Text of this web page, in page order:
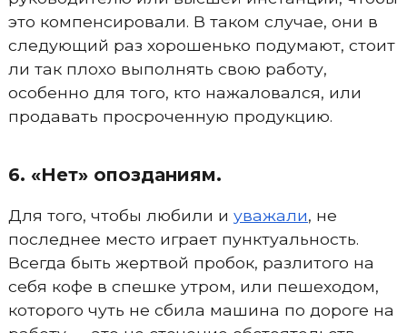
это компенсировали. В таком случае, они в
следующий раз хорошенько подумают, стоит
ли так плохо выполнять свою работу,
особенно для того, кто нажаловался, или
продавать просроченную продукцию.
6. «Нет» опозданиям.
Для того, чтобы любили и уважали, не
последнее место играет пунктуальность.
Всегда быть жертвой пробок, разлитого на
себя кофе в спешке утром, или пешеходом,
которого чуть не сбила машина по дороге на